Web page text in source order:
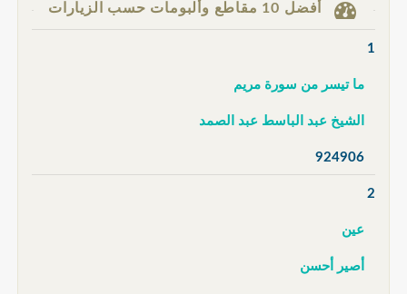
أفضل 10 مقاطع وألبومات حسب الزيارات
1
ما تيسر من سورة مريم
الشيخ عبد الباسط عبد الصمد
924906
2
عين
أصير أحسن